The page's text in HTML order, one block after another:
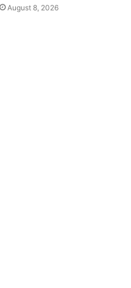
August 8, 2026